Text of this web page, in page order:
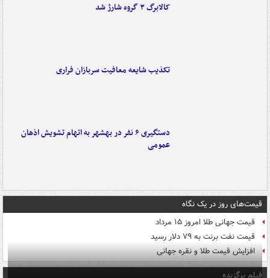
کالابرگ ۳ گروه شارژ شد
تکذیب شایعه معافیت سربازان فراری
دستگیری ۶ نفر در بهشهر به اتهام تشویش اذهان
عمومی
قیمت‌های روز در یک نگاه
قیمت جهانی طلا امروز ۱۵ مرداد
قیمت نفت برنت به ۷۹ دلار رسید
افزایش قیمت طلا و نقره جهانی